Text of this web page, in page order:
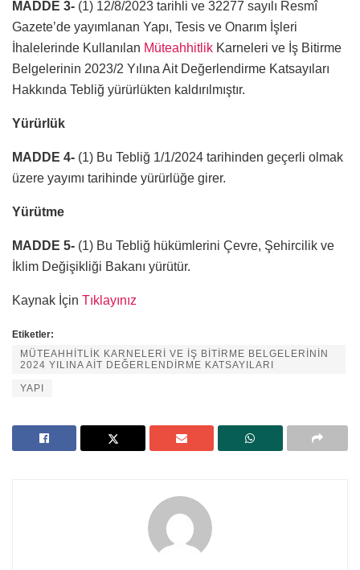
MADDE 3- (1) 12/8/2023 tarihli ve 32277 sayılı Resmî
Gazete’de yayımlanan Yapı, Tesis ve Onarım İşleri
İhalelerinde Kullanılan Müteahhitlik Karneleri ve İş Bitirme
Belgelerinin 2023/2 Yılına Ait Değerlendirme Katsayıları
Hakkında Tebliğ yürürlükten kaldırılmıştır.
Yürürlük
MADDE 4- (1) Bu Tebliğ 1/1/2024 tarihinden geçerli olmak
üzere yayımı tarihinde yürürlüğe girer.
Yürütme
MADDE 5- (1) Bu Tebliğ hükümlerini Çevre, Şehircilik ve
İklim Değişikliği Bakanı yürütür.
Kaynak İçin Tıklayınız
Etiketler:
MÜTEAHHİTLİK KARNELERİ VE İŞ BİTİRME BELGELERİNİN
2024 YILINA AİT DEĞERLENDİRME KATSAYILARI
YAPI